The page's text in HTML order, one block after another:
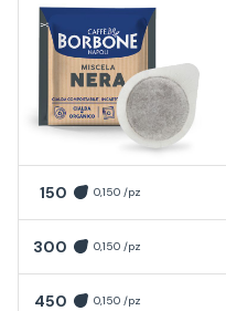
150 0,150 /pz
300 0,150 /pz
450 0,150 /pz